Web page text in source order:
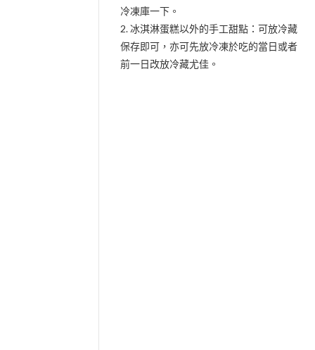
冷凍庫一下。
2. 冰淇淋蛋糕以外的手工甜點：可放冷藏
保存即可，亦可先放冷凍於吃的當日或者
前一日改放冷藏尤佳。